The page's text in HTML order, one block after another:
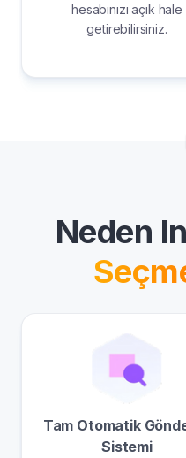
hesabınızı açık hale
getirebilirsiniz.
Neden
Tam Otomatik
Sistemi